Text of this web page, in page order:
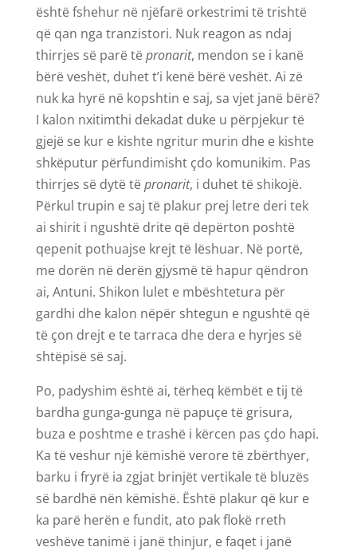
është fshehur në njëfarë orkestrimi të trishtë
që qan nga tranzistori. Nuk reagon as ndaj
thirrjes së parë tëpronarit, mendon se i kanë
bërë veshët, duhet t’i kenë bërë veshët. Ai zë
nuk ka hyrë në kopshtin e saj, sa vjet janë bërë?
I kalon nxitimthi dekadat duke u përpjekur të
gjejë se kur e kishte ngritur murin dhe e kishte
shkëputur përfundimisht çdo komunikim. Pas
thirrjes së dytë tëpronarit, i duhet të shikojë.
Përkul trupin e saj të plakur prej letre deri tek
ai shirit i ngushtë drite që depërton poshtë
qepenit pothuajse krejt të lëshuar. Në portë,
me dorën në derën gjysmë të hapur qëndron
ai, Antuni. Shikon lulet e mbështetura për
gardhi dhe kalon nëpër shtegun e ngushtë që
të çon drejt e te tarraca dhe dera e hyrjes së
shtëpisë së saj.
Po, padyshim është ai, tërheq këmbët e tij të
bardha gunga-gunga në papuçe të grisura,
buza e poshtme e trashë i kërcen pas çdo hapi.
Ka të veshur një këmishë verore të zbërthyer,
barku i fryrë ia zgjat brinjët vertikale të bluzës
së bardhë nën këmishë. Është plakur që kur e
ka parë herën e fundit, ato pak flokë rreth
veshëve tanimë i janë thinjur, e faqet i janë